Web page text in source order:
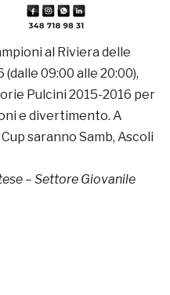
al Riviera delle
(dalle 09:00 alle 20:00),
Pulcini 2015-2016 per
e divertimento. A
saranno Samb, Ascoli
– Settore Giovanile